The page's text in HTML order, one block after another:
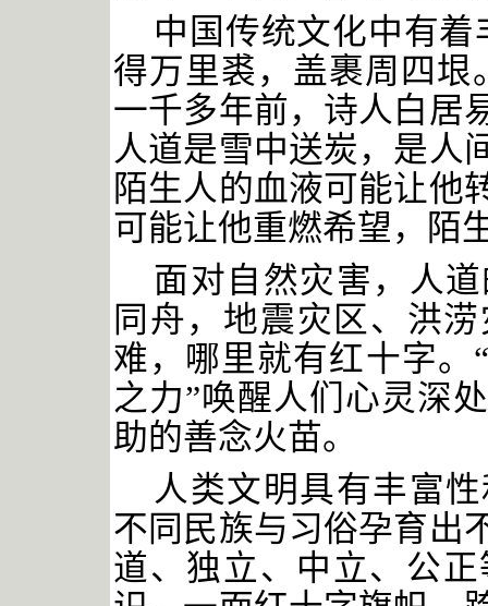
中国传统文化中有
得万里裘，盖裹周四垠
一千多年前，诗人白居
人道是雪中送炭，是人
陌生人的血液可能让他
可能让他重燃希望，陌
面对自然灾害，人
同舟，地震灾区、洪
难，哪里就有红十字。
之力”唤醒人们心灵深
助的善念火苗。
人类文明具有丰富
不同民族与习俗孕育出
道、独立、中立、公